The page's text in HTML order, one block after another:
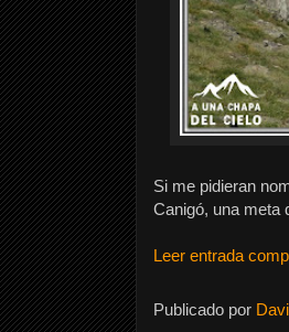
Si me pidieran
Canigó, una meta
Leer entrada
Publicado por